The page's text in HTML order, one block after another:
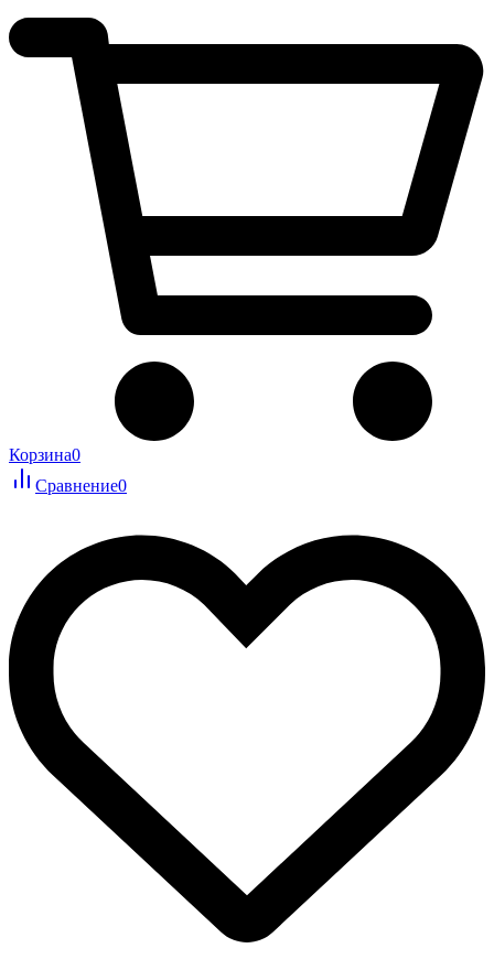
Корзина0
Сравнение0